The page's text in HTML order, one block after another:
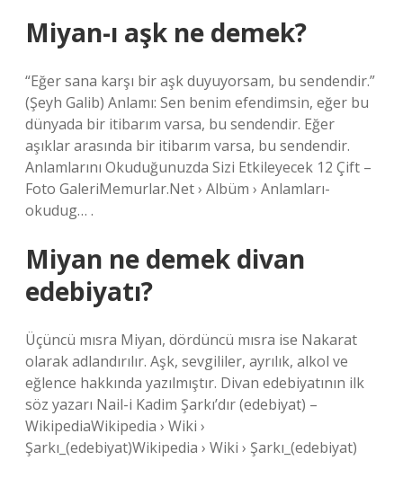
Miyan-ı aşk ne demek?
“Eğer sana karşı bir aşk duyuyorsam, bu sendendir.”
(Şeyh Galib) Anlamı: Sen benim efendimsin, eğer bu
dünyada bir itibarım varsa, bu sendendir. Eğer
aşıklar arasında bir itibarım varsa, bu sendendir.
Anlamlarını Okuduğunuzda Sizi Etkileyecek 12 Çift –
Foto GaleriMemurlar.Net › Albüm › Anlamları-
okudug… .
Miyan ne demek divan
edebiyatı?
Üçüncü mısra Miyan, dördüncü mısra ise Nakarat
olarak adlandırılır. Aşk, sevgililer, ayrılık, alkol ve
eğlence hakkında yazılmıştır. Divan edebiyatının ilk
söz yazarı Nail-i Kadim Şarkı’dır (edebiyat) –
WikipediaWikipedia › Wiki ›
Şarkı_(edebiyat)Wikipedia › Wiki › Şarkı_(edebiyat)